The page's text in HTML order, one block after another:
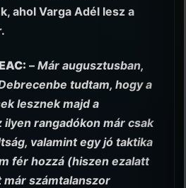
ahol Varga Adél lesz a
– Már augusztusban,
tudtam, hogy a
lesznek majd a
ilyen rangadókon már csak
valamint egy jó taktika
fér hozzá (hiszen ezalatt
már számtalanszor